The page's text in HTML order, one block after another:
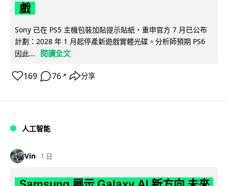
戲
Sony 已在 PS5 主機包裝加貼提示貼紙，重申官方 7 月已公布
計劃：2028 年 1 月起停產新遊戲實體光碟。分析師預期 PS6
因此...
閱讀全文
169 76 ↗ 分享
人工智能
Vin 1 日